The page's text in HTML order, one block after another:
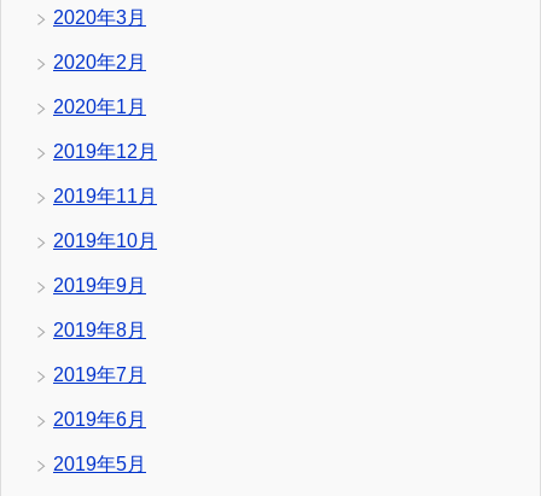
2020年3月
2020年2月
2020年1月
2019年12月
2019年11月
2019年10月
2019年9月
2019年8月
2019年7月
2019年6月
2019年5月